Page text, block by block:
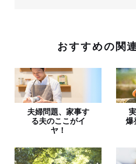
おすすめの関
夫婦問題、家事す
る夫のここがイ
ヤ！
爆